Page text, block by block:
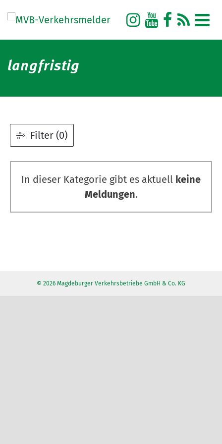
langfristig
In dieser Kategorie gibt es aktuell keine
Meldungen.
Filter (0)
© 2026 Magdeburger Verkehrsbetriebe GmbH & Co. KG